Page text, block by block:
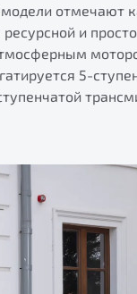
отмечают
и
5-